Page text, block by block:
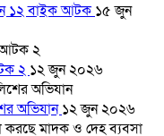
১২ বাইক আটক ১৫ জুন
২ ১২ জুন ২০২৬
অভিযান১২ জুন ২০২৬